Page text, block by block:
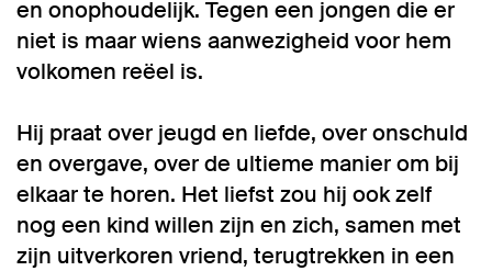
en onophoudelijk. Tegen een jongen die er
niet is maar wiens aanwezigheid voor hem
volkomen reëel is.
Hij praat over jeugd en liefde, over onschuld
en overgave, over de ultieme manier om bij
elkaar te horen. Het liefst zou hij ook zelf
nog een kind willen zijn en zich, samen met
zijn uitverkoren vriend, terugtrekken in een